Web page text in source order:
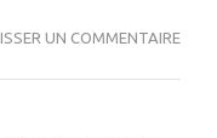
UN COMMENTAIRE